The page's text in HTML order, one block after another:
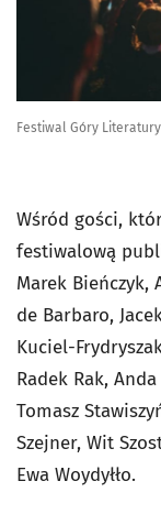
Festiwal Góry
Wśród gości,
festiwalową
Marek
de Barbaro,
Kuciel-
Radek Rak,
Tomasz
Szejner, Wit
Ewa Woydyłło.